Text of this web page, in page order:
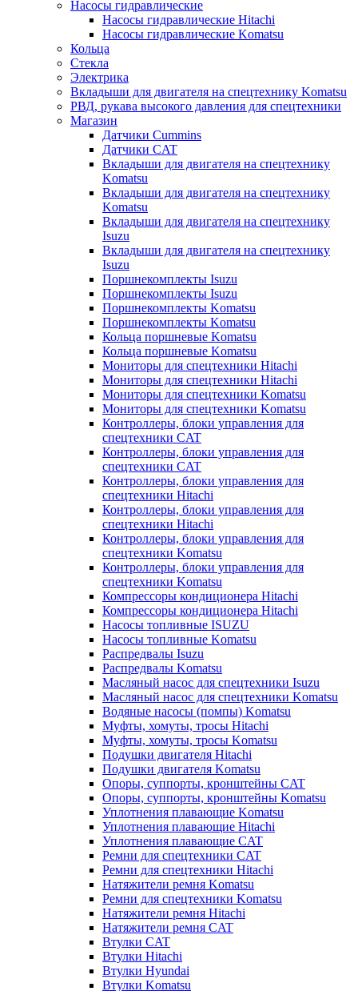
Насосы гидравлические
Насосы гидравлические Hitachi
Насосы гидравлические Komatsu
Кольца
Стекла
Электрика
Вкладыши для двигателя на спецтехнику Komatsu
РВД, рукава высокого давления для спецтехники
Магазин
Датчики Cummins
Датчики CAT
Вкладыши для двигателя на спецтехнику
Komatsu
Вкладыши для двигателя на спецтехнику
Komatsu
Вкладыши для двигателя на спецтехнику
Isuzu
Вкладыши для двигателя на спецтехнику
Isuzu
Поршнекомплекты Isuzu
Поршнекомплекты Isuzu
Поршнекомплекты Komatsu
Поршнекомплекты Komatsu
Кольца поршневые Komatsu
Кольца поршневые Komatsu
Мониторы для спецтехники Hitachi
Мониторы для спецтехники Hitachi
Мониторы для спецтехники Komatsu
Мониторы для спецтехники Komatsu
Контроллеры, блоки управления для
спецтехники CAT
Контроллеры, блоки управления для
спецтехники CAT
Контроллеры, блоки управления для
спецтехники Hitachi
Контроллеры, блоки управления для
спецтехники Hitachi
Контроллеры, блоки управления для
спецтехники Komatsu
Контроллеры, блоки управления для
спецтехники Komatsu
Компрессоры кондиционера Hitachi
Компрессоры кондиционера Hitachi
Насосы топливные ISUZU
Насосы топливные Komatsu
Распредвалы Isuzu
Распредвалы Komatsu
Масляный насос для спецтехники Isuzu
Масляный насос для спецтехники Komatsu
Водяные насосы (помпы) Komatsu
Муфты, хомуты, тросы Hitachi
Муфты, хомуты, тросы Komatsu
Подушки двигателя Hitachi
Подушки двигателя Komatsu
Опоры, суппорты, кронштейны CAT
Опоры, суппорты, кронштейны Komatsu
Уплотнения плавающие Komatsu
Уплотнения плавающие Hitachi
Уплотнения плавающие CAT
Ремни для спецтехники CAT
Ремни для спецтехники Hitachi
Натяжители ремня Komatsu
Ремни для спецтехники Komatsu
Натяжители ремня Hitachi
Натяжители ремня CAT
Втулки CAT
Втулки Hitachi
Втулки Hyundai
Втулки Komatsu